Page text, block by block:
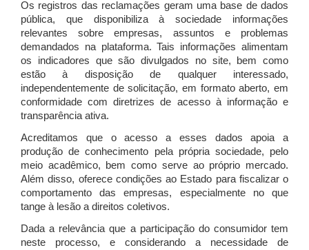
Os registros das reclamações geram uma base de dados
pública, que disponibiliza à sociedade informações
relevantes sobre empresas, assuntos e problemas
demandados na plataforma. Tais informações alimentam
os indicadores que são divulgados no site, bem como
estão à disposição de qualquer interessado,
independentemente de solicitação, em formato aberto, em
conformidade com diretrizes de acesso à informação e
transparência ativa.
Acreditamos que o acesso a esses dados apoia a
produção de conhecimento pela própria sociedade, pelo
meio acadêmico, bem como serve ao próprio mercado.
Além disso, oferece condições ao Estado para fiscalizar o
comportamento das empresas, especialmente no que
tange à lesão a direitos coletivos.
Dada a relevância que a participação do consumidor tem
neste processo, e considerando a necessidade de